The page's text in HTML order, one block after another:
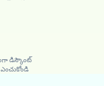
డిస్కౌంట్